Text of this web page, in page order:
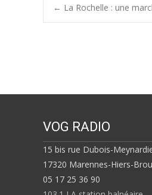
Post
← La Rochelle : une
VOG RADIO
15 bis rue Dubois-
17320 Marennes-Hiers-
05 17 25 36 90